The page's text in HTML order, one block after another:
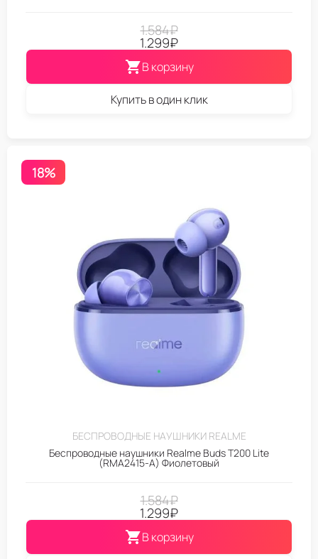
1.584₽
1.299₽
В корзину
Купить в один клик
18%
БЕСПРОВОДНЫЕ НАУШНИКИ REALME
Беспроводные наушники Realme Buds T200 Lite
(RMA2415-A) Фиолетовый
1.584₽
1.299₽
В корзину